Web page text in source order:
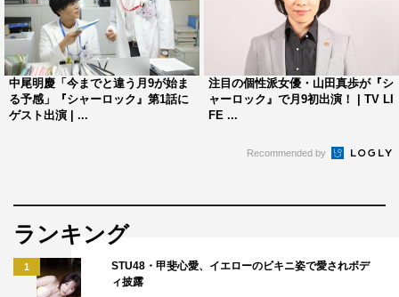
＜第1話あらすじ＞
都内にある病院の中庭で、この病院に勤務する消化器内科
医の遺体が発見された。捜査一課の警部・江藤礼二（佐々
頼も厚く、異性関係のトラブルとも皆無だった被害者が殺
されるはずなどないと口をそろえる。その様子を静かに聞
いていたのは犯罪捜査専門コンサルタントの誉獅子雄（デ
中尾明慶「今までと違う月9が始ま
る予感」『シャーロック』第1話に
ゲスト出演 | ...
注目の個性派女優・山田真歩が『シ
ャーロック』で月9初出演！ | TV LI
FE ...
Recommended by
ランキング
1
STU48・甲斐心愛、イエローのビキニ姿で愛されボデ
ィ披露